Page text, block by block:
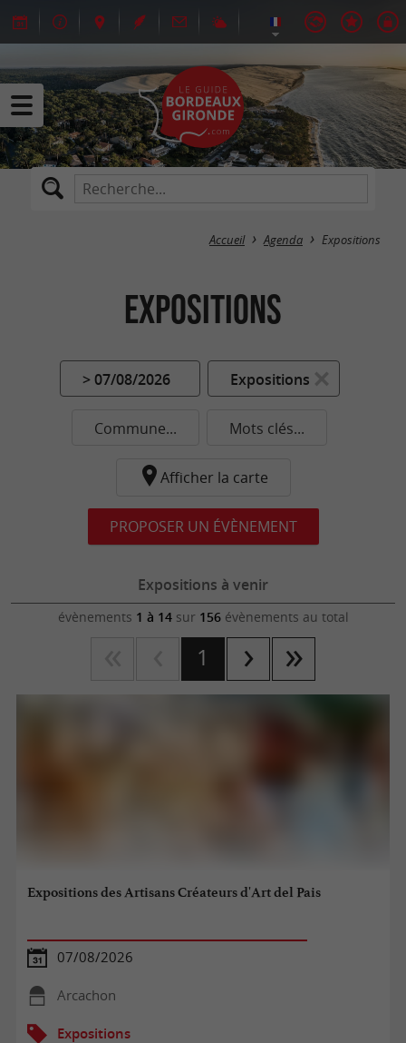
Accueil Agenda Expositions
Expositions
> 07/08/2026 Expositions
Commune... Mots clés...
Afficher la carte
PROPOSER UN ÉVÈNEMENT
Expositions à venir
évènements 1 à 14sur 156évènements au total
1
Expositions des Artisans Créateurs d'Art del Pais
07/08/2026
Arcachon
Expositions